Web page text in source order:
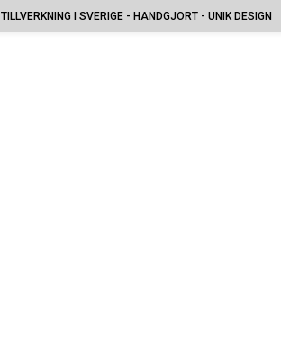
TILLVERKNING I SVERIGE - HANDGJORT - UNIK DESIGN